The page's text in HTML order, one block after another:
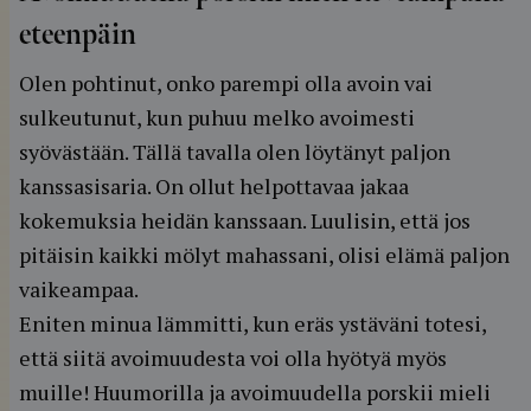
eteenpäin
Olen pohtinut, onko parempi olla avoin vai
sulkeutunut, kun puhuu melko avoimesti
syövästään. Tällä tavalla olen löytänyt paljon
kanssasisaria. On ollut helpottavaa jakaa
kokemuksia heidän kanssaan. Luulisin, että jos
pitäisin kaikki mölyt mahassani, olisi elämä paljon
vaikeampaa.
Eniten minua lämmitti, kun eräs ystäväni totesi,
että siitä avoimuudesta voi olla hyötyä myös
muille! Huumorilla ja avoimuudella porskii mieli